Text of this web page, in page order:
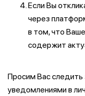
Если Вы
через
в том, что
содержит
Просим Вас
уведомлениями в